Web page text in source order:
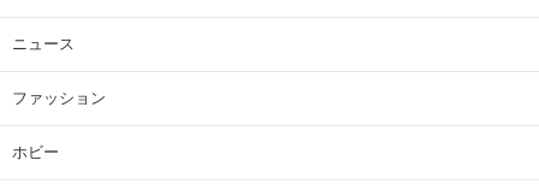
ニュース
ファッション
ホビー